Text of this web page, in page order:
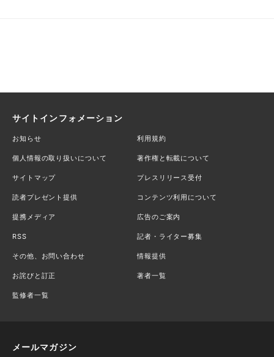
サイトインフォメーション
お知らせ 利用規約
個人情報の取り扱いについて 著作権と転載について
サイトマップ プレスリリース受付
読者プレゼント提供 コンテンツ利用について
提携メディア 広告のご案内
RSS 記者・ライター募集
その他、お問い合わせ 情報提供
お詫びと訂正 著者一覧
監修者一覧
メールマガジン